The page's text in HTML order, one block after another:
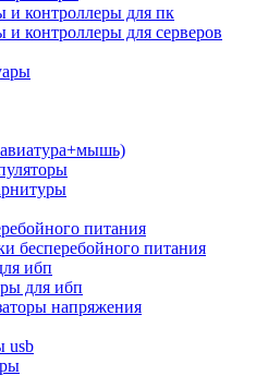
Cd-rw
Dvd-r
Dvdrw
обеспечение
системы
по
приложения
клиенты, платформы nuc
компьютеров
техника
измельчители
упаковщики
кухонные
и контроллеры для пк
и контроллеры для серверов
питания
бесперебойного питания
ибп
для ибп
напряжения
usb